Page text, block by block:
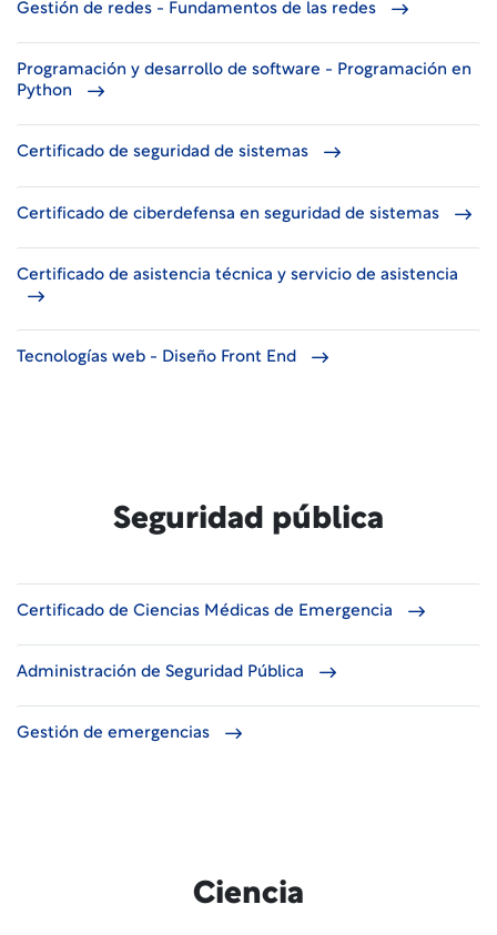
Gestión de redes - Fundamentos de las redes
Programación y desarrollo de software - Programación en
Python
Certificado de seguridad de sistemas
Certificado de ciberdefensa en seguridad de sistemas
Certificado de asistencia técnica y servicio de asistencia
Tecnologías web - Diseño Front End
Seguridad pública
Certificado de Ciencias Médicas de Emergencia
Administración de Seguridad Pública
Gestión de emergencias
Ciencia